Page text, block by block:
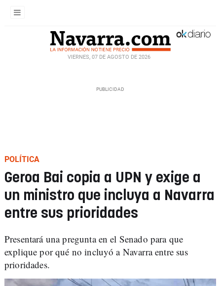
VIERNES, 07 DE AGOSTO DE 2026
POLÍTICA
Geroa Bai copia a UPN y exige a
un ministro que incluya a Navarra
entre sus prioridades
Presentará una pregunta en el Senado para que
explique por qué no incluyó a Navarra entre sus
prioridades.